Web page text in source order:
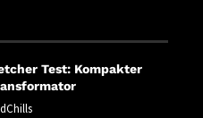
Test: Kompakter